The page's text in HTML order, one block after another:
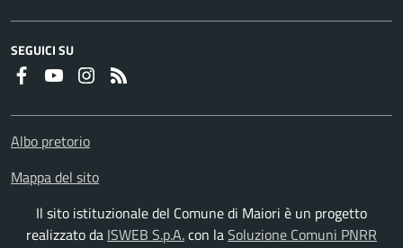
SEGUICI SU
FaceboookYoutubeInstagram
Albo pretorio
Mappa del sito
Il sito istituzionale del Comune di Maiori è un progetto
realizzato da ISWEB S.p.A.con laSoluzione Comuni PNRR